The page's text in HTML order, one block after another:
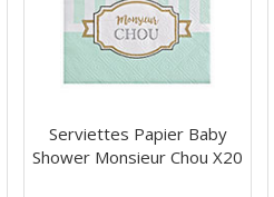
Serviettes Papier Baby
Shower Monsieur Chou X20